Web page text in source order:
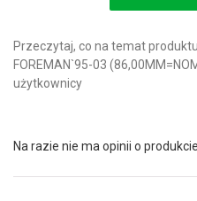
Przeczytaj, co na temat
FOREMAN`95-03
użytkownicy
Na razie nie ma opinii o produkcie.